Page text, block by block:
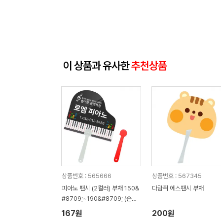
이 상품과 유사한추천상품
상품번호 : 565666
피아노 팬시 (2컬러) 부채 150&
#8709;~190&#8709; (손잡
이110mm)
167원
상품번호 : 567345
다람쥐 에스팬시 부채
200원